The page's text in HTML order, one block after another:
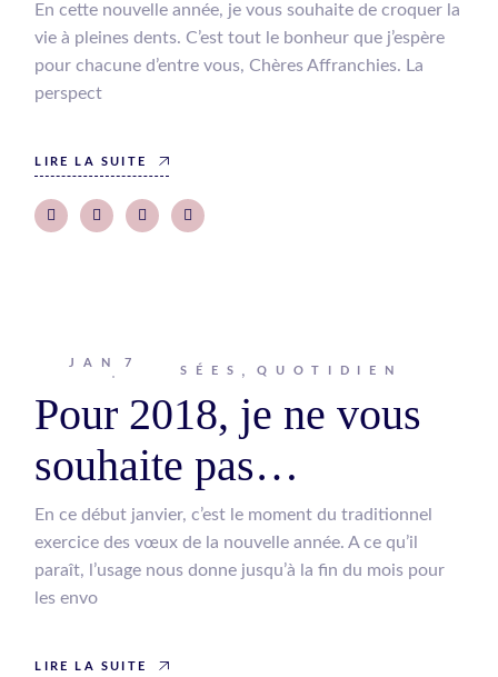
En cette nouvelle année, je vous souhaite de croquer la
vie à pleines dents. C’est tout le bonheur que j’espère
pour chacune d’entre vous, Chères Affranchies. La
perspect
LIRE LA SUITE
JAN 7
Johanna PENSÉES QUOTIDIEN
Pour 2018, je ne vous
souhaite pas…
En ce début janvier, c’est le moment du traditionnel
exercice des vœux de la nouvelle année. A ce qu’il
paraît, l’usage nous donne jusqu’à la fin du mois pour
les envo
LIRE LA SUITE